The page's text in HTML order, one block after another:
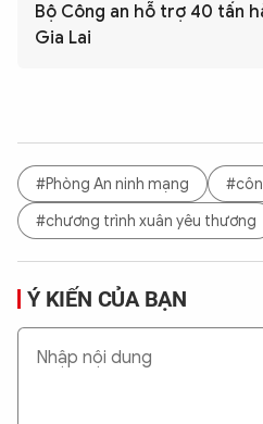
Bộ Công an hỗ trợ 40 tấn
Gia Lai
#Phòng An ninh mạng
#chương trình xuân yêu thương
Ý KIẾN CỦA BẠN